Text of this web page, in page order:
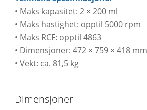
• Maks kapasitet: 2 × 200 ml
• Maks hastighet: opptil 5000 rpm
• Maks RCF: opptil 4863
• Dimensjoner: 472 × 759 × 418 mm
• Vekt: ca. 81,5 kg
Dimensjoner